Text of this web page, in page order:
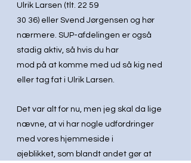
Ulrik Larsen (tlt. 22 59
30 36) eller Svend Jørgensen og hør
nærmere. SUP-afdelingen er også
stadig aktiv, så hvis du har
mod på at komme med ud så kig ned
eller tag fat i Ulrik Larsen.
Det var alt for nu, men jeg skal da lige
nævne, at vi har nogle udfordringer
med vores hjemmeside i
øjeblikket, som blandt andet gør at